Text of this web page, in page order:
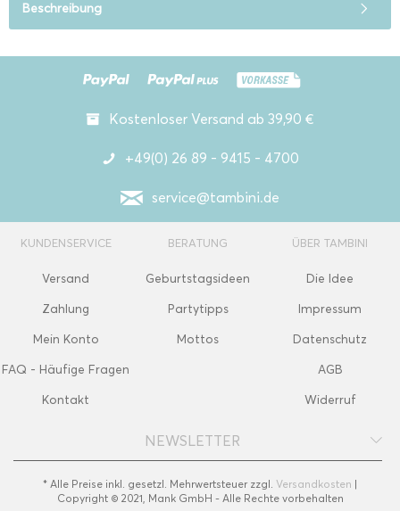
Beschreibung
Kostenloser Versand ab 39,90 €
+49(0) 26 89 - 9415 - 4700
service@tambini.de
KUNDENSERVICE
Versand
Zahlung
Mein Konto
FAQ - Häufige Fragen
Kontakt
BERATUNG
Geburtstagsideen
Partytipps
Mottos
ÜBER TAMBINI
Die Idee
Impressum
Datenschutz
AGB
Widerruf
NEWSLETTER
* Alle Preise inkl. gesetzl. Mehrwertsteuer zzgl. Versandkosten |
Copyright © 2021, Mank GmbH - Alle Rechte vorbehalten